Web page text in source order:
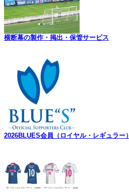
横断幕の製作・掲出・保管サービス
2026BLUES会員（ロイヤル・レギュラー）